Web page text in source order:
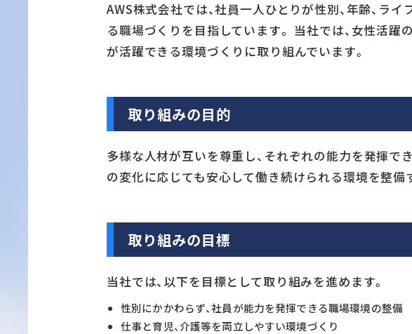
AWS株式会社では、社員一人ひとりが性別、年齢、ラ
る職場づくりを目指しています。 当社では、女性活躍
が活躍できる環境づくりに取り組んでいます。
取り組みの目的
多様な人材が互いを尊重し、それぞれの能力を発揮で
の変化に応じても安心して働き続けられる環境を整備
取り組みの目標
当社では、以下を目標として取り組みを進めます。
性別にかかわらず、社員が能力を発揮できる職場環境の整備
仕事と育児、介護等を両立しやすい環境づくり